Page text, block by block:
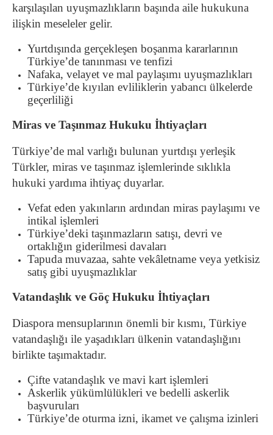
karşılaşılan uyuşmazlıkların başında aile hukukuna
ilişkin meseleler gelir.
Yurtdışında gerçekleşen boşanma kararlarının
Türkiye’de tanınması ve tenfizi
Nafaka, velayet ve mal paylaşımı uyuşmazlıkları
Türkiye’de kıyılan evliliklerin yabancı ülkelerde
geçerliliği
Miras ve Taşınmaz Hukuku İhtiyaçları
Türkiye’de mal varlığı bulunan yurtdışı yerleşik
Türkler, miras ve taşınmaz işlemlerinde sıklıkla
hukuki yardıma ihtiyaç duyarlar.
Vefat eden yakınların ardından miras paylaşımı ve
intikal işlemleri
Türkiye’deki taşınmazların satışı, devri ve
ortaklığın giderilmesi davaları
Tapuda muvazaa, sahte vekâletname veya yetkisiz
satış gibi uyuşmazlıklar
Vatandaşlık ve Göç Hukuku İhtiyaçları
Diaspora mensuplarının önemli bir kısmı, Türkiye
vatandaşlığı ile yaşadıkları ülkenin vatandaşlığını
birlikte taşımaktadır.
Çifte vatandaşlık ve mavi kart işlemleri
Askerlik yükümlülükleri ve bedelli askerlik
başvuruları
Türkiye’de oturma izni, ikamet ve çalışma izinleri